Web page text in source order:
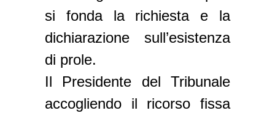
si fonda la richiesta e la
dichiarazione sull’esistenza
di prole.
Il Presidente del Tribunale
accogliendo il ricorso fissa